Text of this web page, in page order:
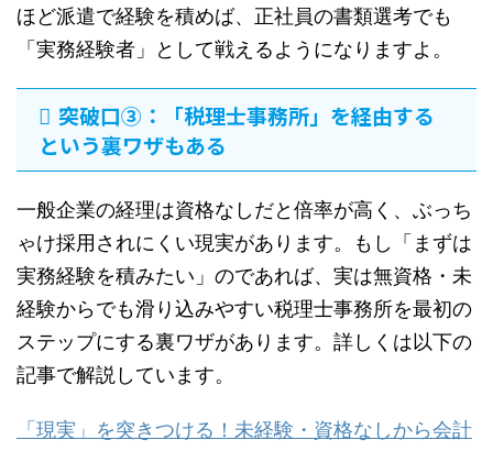
ほど派遣で経験を積めば、正社員の書類選考でも
「実務経験者」として戦えるようになりますよ。
突破口③：「税理士事務所」を経由する
という裏ワザもある
一般企業の経理は資格なしだと倍率が高く、ぶっち
ゃけ採用されにくい現実があります。もし「まずは
実務経験を積みたい」のであれば、実は無資格・未
経験からでも滑り込みやすい税理士事務所を最初の
ステップにする裏ワザがあります。詳しくは以下の
記事で解説しています。
「現実」を突きつける！未経験・資格なしから会計